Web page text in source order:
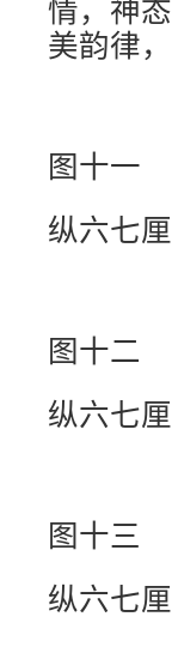
情，神
美韵律
图十一
纵六七
图十二
纵六七
图十三
纵六七